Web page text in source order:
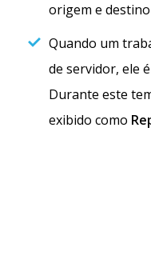
origem e
Quando um
de servidor, ele
Durante este
exibido como